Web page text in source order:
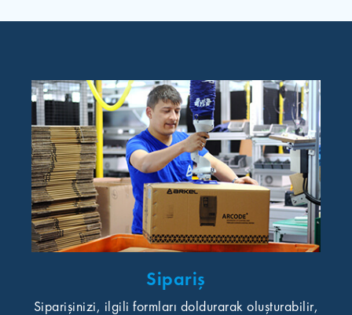
Sipariş
Siparişinizi, ilgili formları doldurarak oluşturabilir,